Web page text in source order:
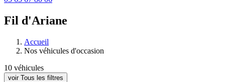
Fil d'Ariane
Accueil
Nos véhicules d'occasion
10 véhicules
voir Tous les filtres